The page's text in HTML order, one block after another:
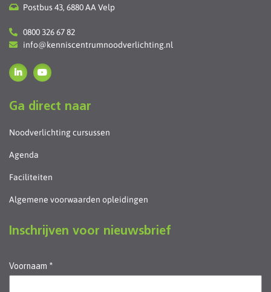
Postbus 43, 6880 AA Velp
0800 326 67 82
info@kenniscentrumnoodverlichting.nl
Ga direct naar
Noodverlichting cursussen
Agenda
Faciliteiten
Algemene voorwaarden opleidingen
Inschrijven voor nieuwsbrief